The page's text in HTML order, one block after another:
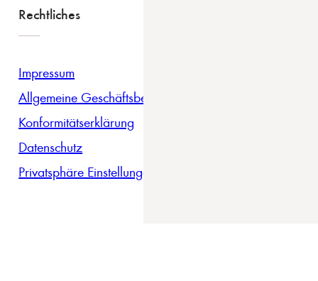
Rechtliches
Impressum
Allgemeine Geschäftsbedingungen
Konformitätserklärung
Datenschutz
Privatsphäre Einstellungen